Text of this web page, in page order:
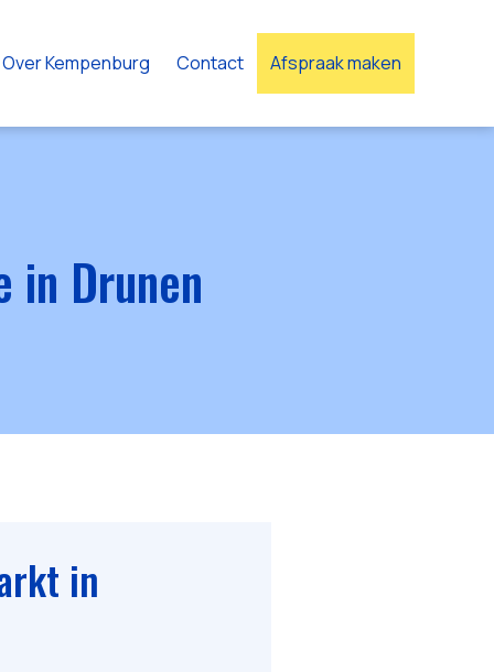
Over Kempenburg Contact Afspraak maken
in Drunen
in